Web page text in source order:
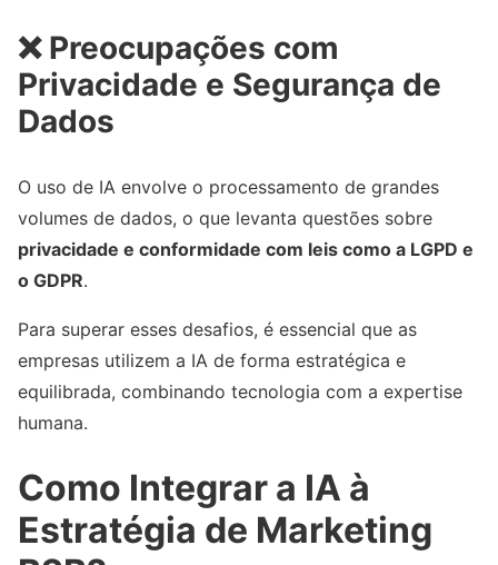
❌ Preocupações com
Privacidade e Segurança de
Dados
O uso de IA envolve o processamento de grandes
volumes de dados, o que levanta questões sobre
privacidade e conformidade com leis como a LGPD e
o GDPR.
Para superar esses desafios, é essencial que as
empresas utilizem a IA de forma estratégica e
equilibrada, combinando tecnologia com a expertise
humana.
Como Integrar a IA à
Estratégia de Marketing